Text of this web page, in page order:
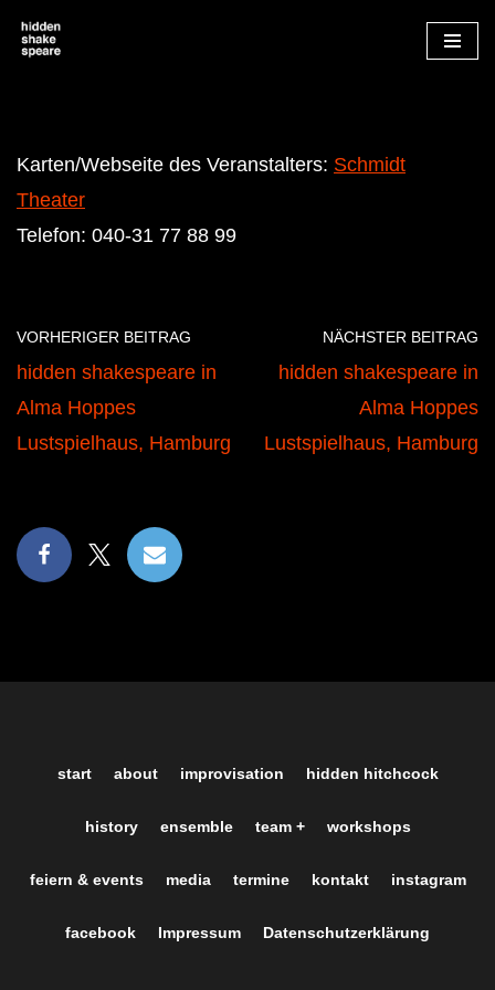
Zum
Karten/Webseite des Veranstalters: Schmidt
Theater
Telefon: 040-31 77 88 99
VORHERIGER BEITRAG
hidden shakespeare in
Alma Hoppes
Lustspielhaus, Hamburg
NÄCHSTER BEITRAG
hidden shakespeare in
Alma Hoppes
Lustspielhaus, Hamburg
start about improvisation hidden hitchcock
history ensemble team + workshops
feiern & events media termine kontakt instagram
facebook Impressum Datenschutzerklärung